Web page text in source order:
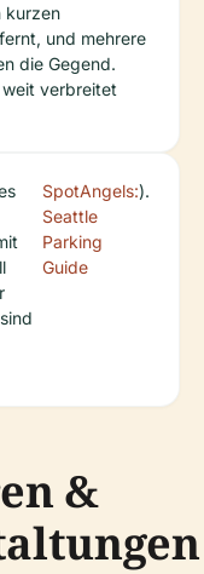
kurzen
und mehrere
die Gegend.
verbreitet
SpotAngels:
Seattle
Parking
Guide
).
&